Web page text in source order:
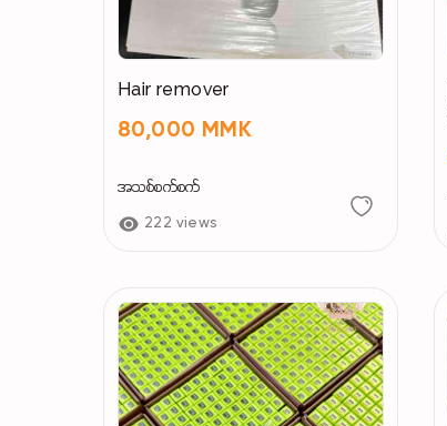
Hair remover
80,000 MMK
အသစ်စက်စက်
222 views